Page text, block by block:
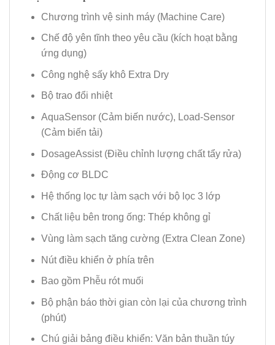
Chương trình vệ sinh máy (Machine Care)
Chế độ yên tĩnh theo yêu cầu (kích hoạt bằng
ứng dụng)
Công nghệ sấy khô Extra Dry
Bộ trao đổi nhiệt
AquaSensor (Cảm biến nước), Load-Sensor
(Cảm biến tải)
DosageAssist (Điều chỉnh lượng chất tẩy rửa)
Động cơ BLDC
Hệ thống lọc tự làm sạch với bộ lọc 3 lớp
Chất liệu bên trong ống: Thép không gỉ
Vùng làm sạch tăng cường (Extra Clean Zone)
Nút điều khiển ở phía trên
Bao gồm Phễu rót muối
Bộ phận báo thời gian còn lại của chương trình
(phút)
Chú giải bảng điều khiển: Văn bản thuần túy